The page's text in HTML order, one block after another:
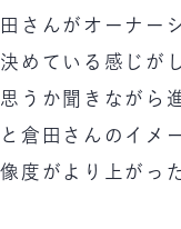
さんがオーナー
めている感じが
うか聞きながら
倉田さんのイメ
度がより上がっ